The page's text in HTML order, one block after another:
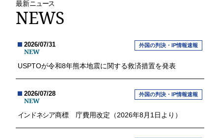
最新ニュース
NEWS
2026/07/31
NEW
外国の判決・IP情報速報
USPTOが令和8年熊本地震に関する救済措置を発表
2026/07/28
NEW
外国の判決・IP情報速報
インドネシア商標 庁費用改定（2026年8月1日より）